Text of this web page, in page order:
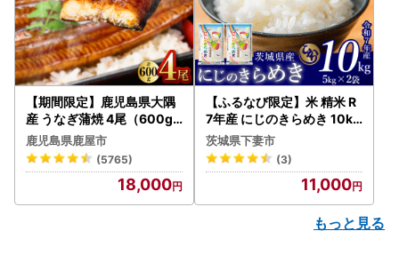
【期間限定】鹿児島県大隅
産 うなぎ蒲焼 4尾（600g
） KN007-004-04-cp18
うなぎ 鰻 魚 惣菜 総菜
鹿児島県鹿屋市
(5765)
18,000
【ふるなび限定】米 精米 R
7年産 にじのきらめき 10kg
10月 FN-Limited-PR
茨城県下妻市
(3)
11,000
もっと見る